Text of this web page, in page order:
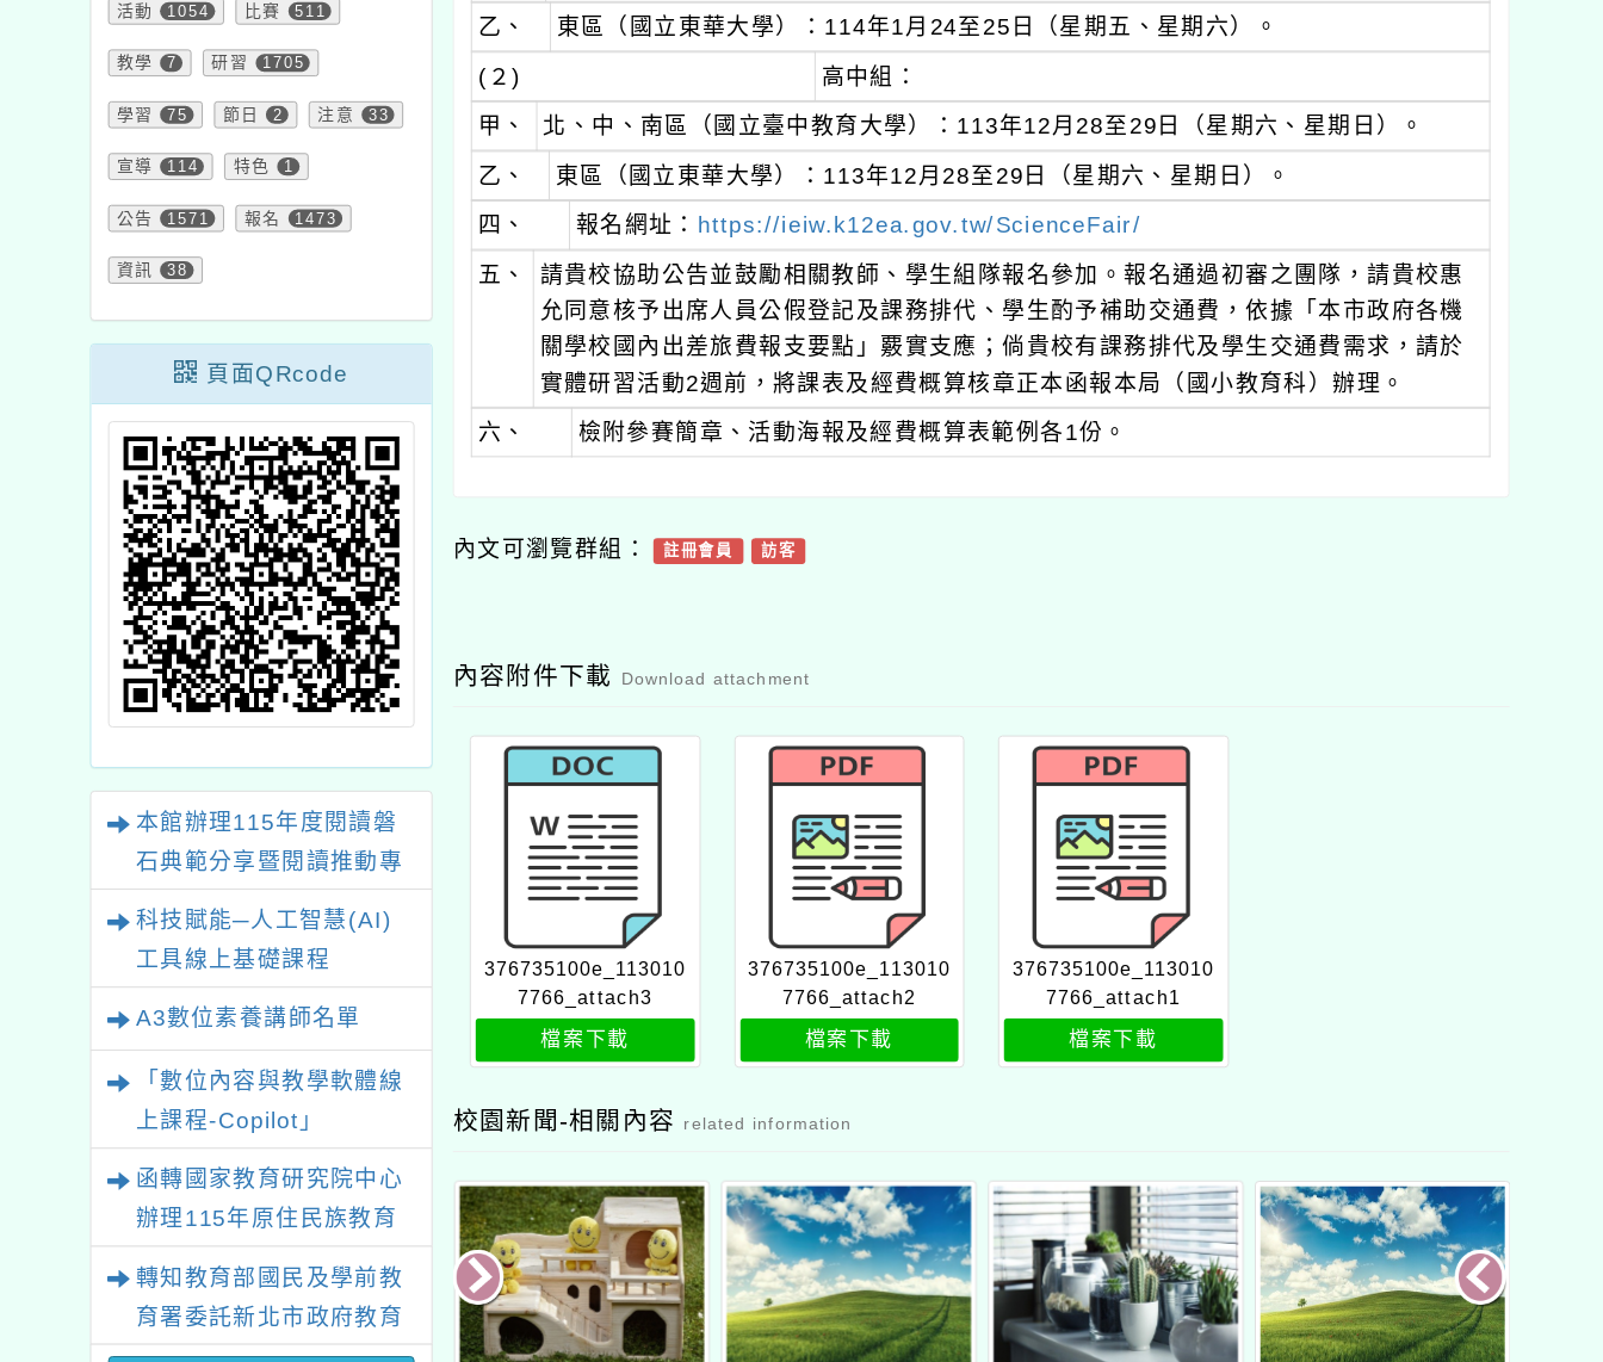
活動 1054 比賽 511
教學 7 研習 1705
學習 75 節日 2 注意 33
宣導 114 特色 1
公告 1571 報名 1473
資訊 38
頁面QRcode
本館辦理115年度閱讀磐
石典範分享暨閱讀推動專
業研習
科技賦能─人工智慧(AI)
工具線上基礎課程
A3數位素養講師名單
「數位內容與教學軟體線
上課程-Copilot」
函轉國家教育研究院中心
辦理115年原住民族教育
轉知教育部國民及學前教
育署委託新北市政府教育
局辦理「115年度教師專
乙、 東區（國立東華大學）：114年1月24至25日（星期五、星期六）。
(２)
高中組：
甲、
北、中、南區（國立臺中教育大學）：113年12月28至29日（星期六、星期日）。
乙、
東區（國立東華大學）：113年12月28至29日（星期六、星期日）。
四、 報名網址： https://ieiw.k12ea.gov.tw/ScienceFair/
五、 請貴校協助公告並鼓勵相關教師、學生組隊報名參加。報名通過初審之團隊，請貴校惠
允同意核予出席人員公假登記及課務排代、學生酌予補助交通費，依據「本市政府各機
關學校國內出差旅費報支要點」覈實支應；倘貴校有課務排代及學生交通費需求，請於
實體研習活動2週前，將課表及經費概算核章正本函報本局（國小教育科）辦理。
六、 檢附參賽簡章、活動海報及經費概算表範例各1份。
內文可瀏覽群組： 註冊會員 訪客
內容附件下載 Download attachment
376735100e_113010
7766_attach3
檔案下載
376735100e_113010
7766_attach2
檔案下載
376735100e_113010
7766_attach1
檔案下載
校園新聞-相關內容 related information